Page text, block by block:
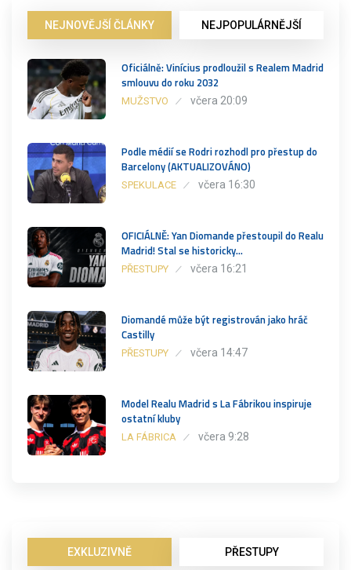
NEJNOVĚJŠÍ ČLÁNKY NEJPOPULÁRNĚJŠÍ
Oficiálně: Vinícius prodloužil s Realem Madrid
smlouvu do roku 2032
MUŽSTVO včera 20:09
Podle médií se Rodri rozhodl pro přestup do
Barcelony (AKTUALIZOVÁNO)
SPEKULACE včera 16:30
OFICIÁLNĚ: Yan Diomande přestoupil do Realu
Madrid! Stal se historicky…
PŘESTUPY včera 16:21
Diomandé může být registrován jako hráč
Castilly
PŘESTUPY včera 14:47
Model Realu Madrid s La Fábrikou inspiruje
ostatní kluby
LA FÁBRICA včera 9:28
EXKLUZIVNĚ PŘESTUPY